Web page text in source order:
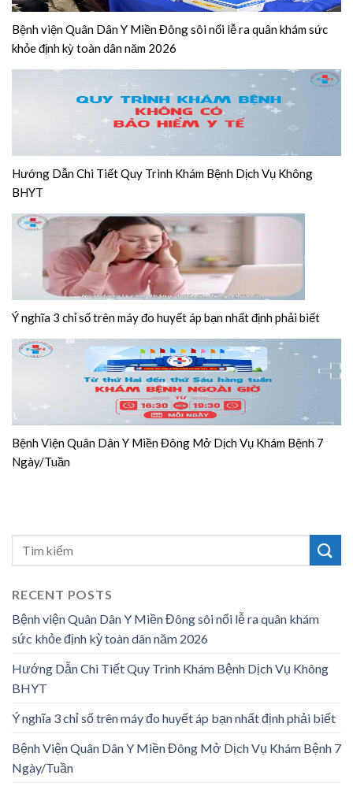
Bệnh viện Quân Dân Y Miền Đông sôi nổi lễ ra quân khám sức
khỏe định kỳ toàn dân năm 2026
Hướng Dẫn Chi Tiết Quy Trình Khám Bệnh Dịch Vụ Không
BHYT
Ý nghĩa 3 chỉ số trên máy đo huyết áp bạn nhất định phải biết
Bệnh Viện Quân Dân Y Miền Đông Mở Dịch Vụ Khám Bệnh 7
Ngày/Tuần
RECENT POSTS
Bệnh viện Quân Dân Y Miền Đông sôi nổi lễ ra quân khám
sức khỏe định kỳ toàn dân năm 2026
Hướng Dẫn Chi Tiết Quy Trình Khám Bệnh Dịch Vụ Không
BHYT
Ý nghĩa 3 chỉ số trên máy đo huyết áp bạn nhất định phải biết
Bệnh Viện Quân Dân Y Miền Đông Mở Dịch Vụ Khám Bệnh 7
Ngày/Tuần